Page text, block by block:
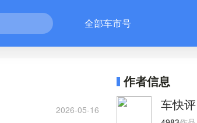
全部车市号
2026-05-16
作者信息
车快评